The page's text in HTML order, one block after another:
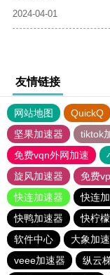
2024-04-01
友情链接
网站地图 QuickQ
坚果加速器
tiktok
免费vqn外网加速
旋风加速器
免费
快连加速器
快连
快鸭加速器
快柠
软件中心
大象加
veee加速器
纵云